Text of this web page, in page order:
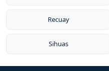
Recuay
Sihuas